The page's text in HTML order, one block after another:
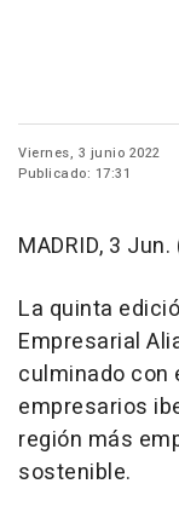
Viernes, 3 junio 2022
Publicado: 17:31
MADRID, 3 Jun.
La quinta
Empresarial
culminado con
empresarios
región más
sostenible.